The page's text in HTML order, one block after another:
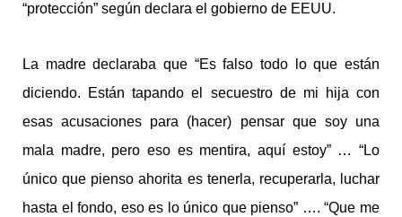
“protección” según declara el gobierno de EEUU.
La madre declaraba que “Es falso todo lo que están
diciendo. Están tapando el secuestro de mi hija con
esas acusaciones para (hacer) pensar que soy una
mala madre, pero eso es mentira, aquí estoy” … “Lo
único que pienso ahorita es tenerla, recuperarla, luchar
hasta el fondo, eso es lo único que pienso” …. “Que me